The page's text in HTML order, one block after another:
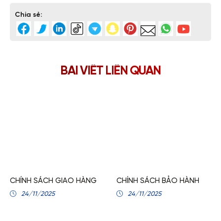
Chia sẻ:
BÀI VIẾT LIÊN QUAN
CHÍNH SÁCH GIAO HÀNG
24/11/2025
CHÍNH SÁCH BẢO HÀNH
24/11/2025